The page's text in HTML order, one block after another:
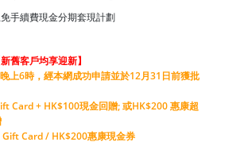
手續費現金分期套現計劃
新舊客戶均享迎新】
上6時，經本網成功申請並於12月31日前獲批
Card + HK$100現金回贈; 或HK$200 惠康超
Card / HK$200惠康現金券